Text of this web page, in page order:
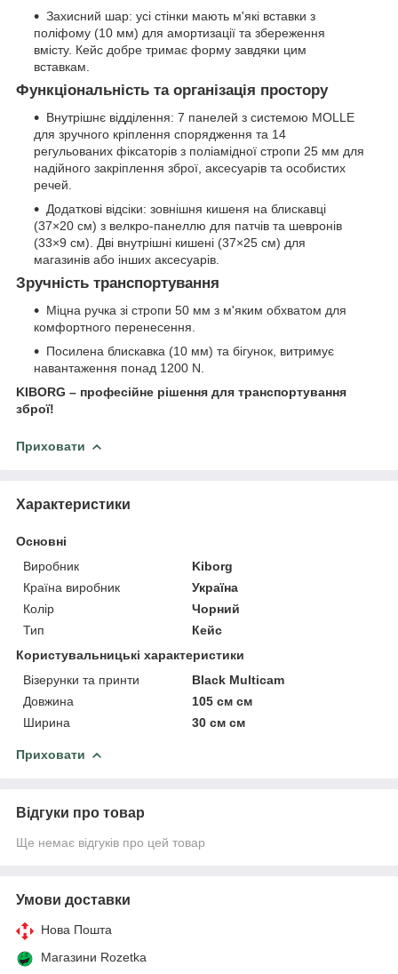
Захисний шар: усі стінки мають м'які вставки з
поліфому (10 мм) для амортизації та збереження
вмісту. Кейс добре тримає форму завдяки цим
вставкам.
Функціональність та організація простору
Внутрішнє відділення: 7 панелей з системою MOLLE
для зручного кріплення спорядження та 14
регульованих фіксаторів з поліамідної стропи 25 мм для
надійного закріплення зброї, аксесуарів та особистих
речей.
Додаткові відсіки: зовнішня кишеня на блискавці
(37×20 см) з велкро-панеллю для патчів та шевронів
(33×9 см). Дві внутрішні кишені (37×25 см) для
магазинів або інших аксесуарів.
Зручність транспортування
Міцна ручка зі стропи 50 мм з м'яким обхватом для
комфортного перенесення.
Посилена блискавка (10 мм) та бігунок, витримує
навантаження понад 1200 N.
KIBORG – професійне рішення для транспортування
зброї!
Приховати
Характеристики
Основні
Виробник
Kiborg
Країна виробник
Україна
Колір
Чорний
Тип
Кейс
Користувальницькі характеристики
Візерунки та принти
Black Multicam
Довжина
105 см см
Ширина
30 см см
Приховати
Відгуки про товар
Ще немає відгуків про цей товар
Умови доставки
Нова Пошта
Магазини Rozetka